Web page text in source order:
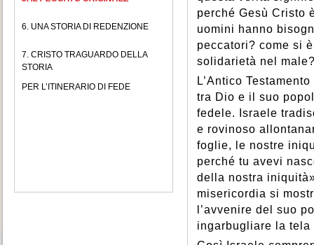
6. UNA STORIA DI REDENZIONE
7. CRISTO TRAGUARDO DELLA
STORIA
PER L’ITINERARIO DI FEDE
perché Gesù Cristo
uomini hanno
peccatori? come si
solidarietà nel
L’Antico
tra Dio e il suo
fedele. Israele
e rovinoso
foglie, le nostre
perché tu avevi
della nostra
misericordia si
l’avvenire del suo
ingarbugliare la tela